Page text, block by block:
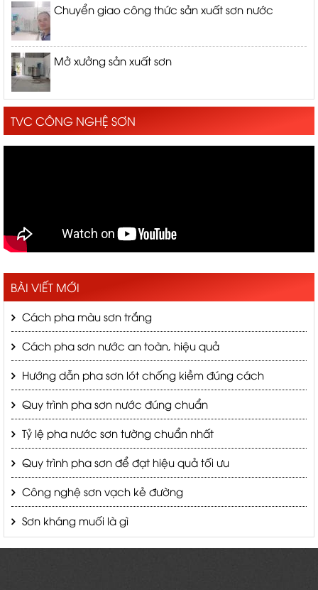
Chuyển giao công thức sản xuất sơn nước
Mở xưởng sản xuất sơn
TVC CÔNG NGHỆ SƠN
BÀI VIẾT MỚI
Cách pha màu sơn trắng
Cách pha sơn nước an toàn, hiệu quả
Hướng dẫn pha sơn lót chống kiềm đúng cách
Quy trình pha sơn nước đúng chuẩn
Tỷ lệ pha nước sơn tường chuẩn nhất
Quy trình pha sơn để đạt hiệu quả tối ưu
Công nghệ sơn vạch kẻ đường
Sơn kháng muối là gì